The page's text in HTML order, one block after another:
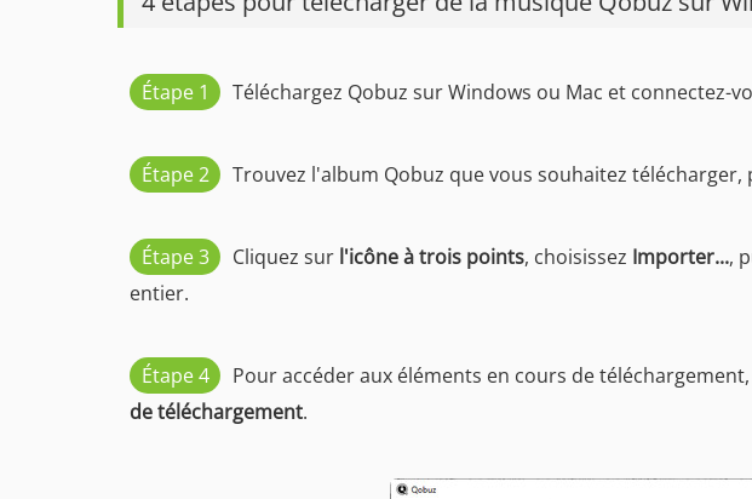
Étape 1 Téléchargez Qobuz sur Windows ou Mac et connectez-
Étape 2 Trouvez l'album Qobuz que vous souhaitez télécharger,
Étape 3 Cliquez sur l'icône à trois points, choisissez Importer...,
entier.
Étape 4 Pour accéder aux éléments en cours de
de téléchargement.